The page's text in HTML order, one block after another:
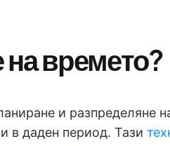
на времето?
и разпределяне
в даден период. Тази